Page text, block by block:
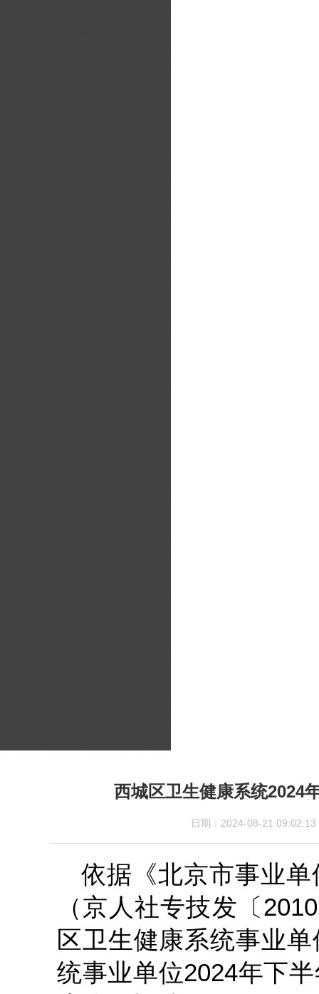
西城区卫生健康系统2024
日期：2024-08-21
依据《北京市事业
（京人社专技发〔
区卫生健康系统事业
统事业单位2024年下